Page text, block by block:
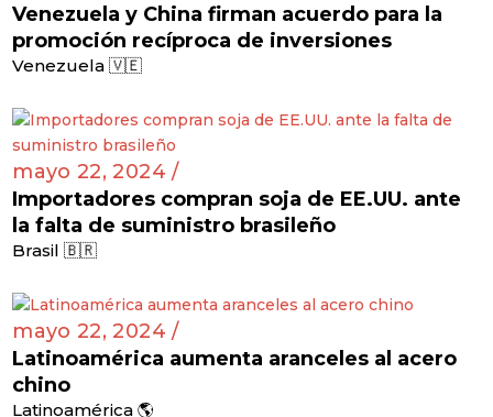
Venezuela y China firman acuerdo para la
promoción recíproca de inversiones
Venezuela 🇻🇪
mayo 22, 2024 /
Importadores compran soja de EE.UU. ante
la falta de suministro brasileño
Brasil 🇧🇷
mayo 22, 2024 /
Latinoamérica aumenta aranceles al acero
chino
Latinoamérica 🌎